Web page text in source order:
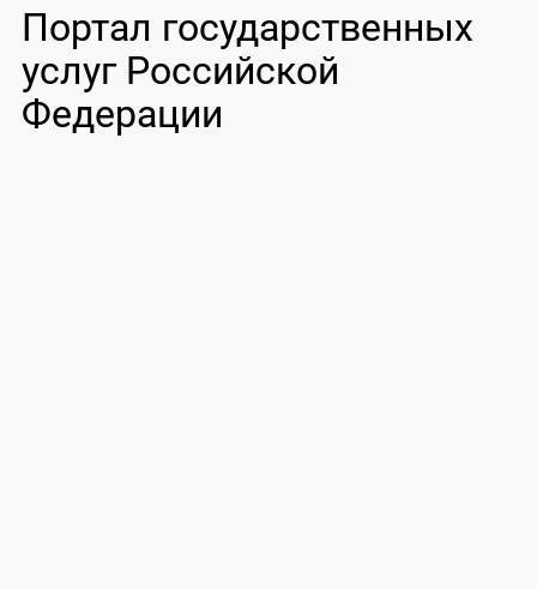
Портал государственных
услуг Российской
Федерации